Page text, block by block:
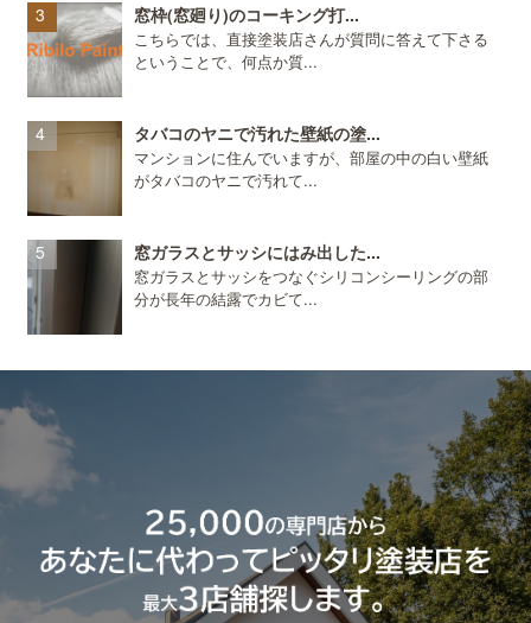
窓枠(窓廻り)のコーキング打...
こちらでは、直接塗装店さんが質問に答えて下さる
ということで、何点か質...
タバコのヤニで汚れた壁紙の塗...
マンションに住んでいますが、部屋の中の白い壁紙
がタバコのヤニで汚れて...
窓ガラスとサッシにはみ出した...
窓ガラスとサッシをつなぐシリコンシーリングの部
分が長年の結露でカビて...